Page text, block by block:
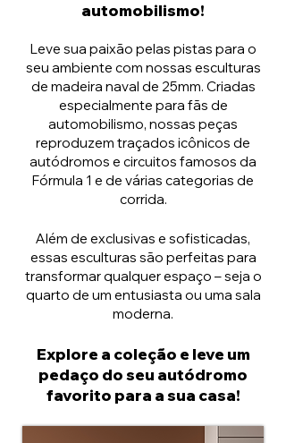
automobilismo!
Leve sua paixão pelas pistas para o
seu ambiente com nossas esculturas
de madeira naval de 25mm. Criadas
especialmente para fãs de
automobilismo, nossas peças
reproduzem traçados icônicos de
autódromos e circuitos famosos da
Fórmula 1 e de várias categorias de
corrida.
Além de exclusivas e sofisticadas,
essas esculturas são perfeitas para
transformar qualquer espaço – seja o
quarto de um entusiasta ou uma sala
moderna.
Explore a coleção e leve um
pedaço do seu autódromo
favorito para a sua casa!